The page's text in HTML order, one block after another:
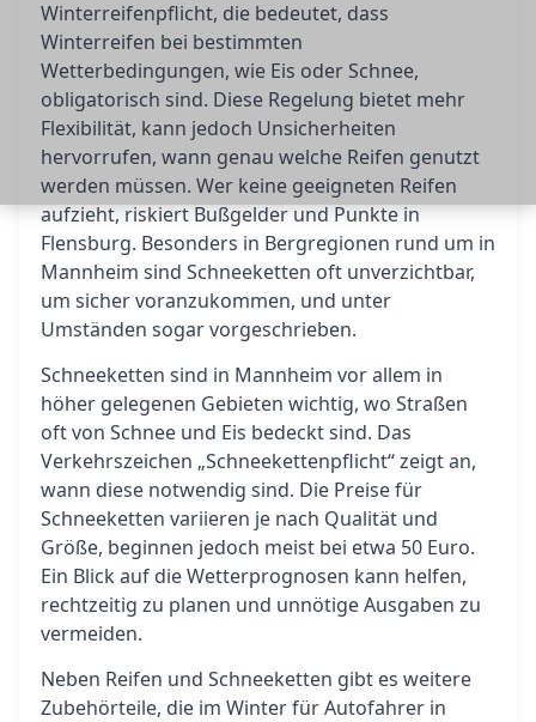
Winterreifenpflicht, die bedeutet, dass
Winterreifen bei bestimmten
Wetterbedingungen, wie Eis oder Schnee,
obligatorisch sind. Diese Regelung bietet mehr
Flexibilität, kann jedoch Unsicherheiten
hervorrufen, wann genau welche Reifen genutzt
werden müssen. Wer keine geeigneten Reifen
aufzieht, riskiert Bußgelder und Punkte in
Flensburg. Besonders in Bergregionen rund um in
Mannheim sind Schneeketten oft unverzichtbar,
um sicher voranzukommen, und unter
Umständen sogar vorgeschrieben.
Schneeketten sind in Mannheim vor allem in
höher gelegenen Gebieten wichtig, wo Straßen
oft von Schnee und Eis bedeckt sind. Das
Verkehrszeichen „Schneekettenpflicht“ zeigt an,
wann diese notwendig sind. Die Preise für
Schneeketten variieren je nach Qualität und
Größe, beginnen jedoch meist bei etwa 50 Euro.
Ein Blick auf die Wetterprognosen kann helfen,
rechtzeitig zu planen und unnötige Ausgaben zu
vermeiden.
Neben Reifen und Schneeketten gibt es weitere
Zubehörteile, die im Winter für Autofahrer in